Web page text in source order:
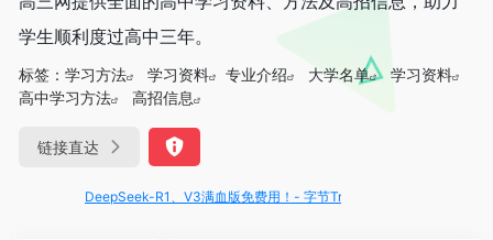
学生顺利度过高中三年。
标签： 学习方法 学习资料 专业介绍 大学名单
学习资料
高中学习方法
高招信息
链接直达
DeepSeek-R1、V3满血版免费用！- 字节Trae即可编程又可聊天